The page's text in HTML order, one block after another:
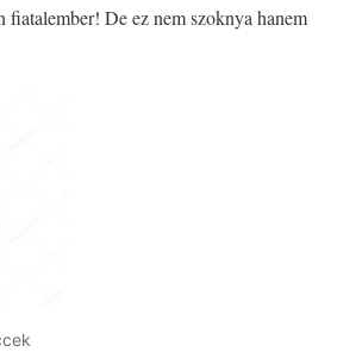
fiatalember! De ez nem szoknya hanem